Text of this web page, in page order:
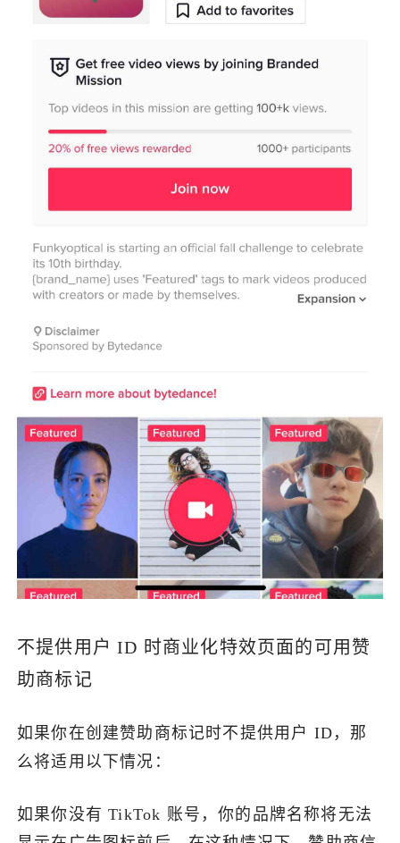
不提供用户 ID 时商业化特效页面的可用赞
助商标记
如果你在创建赞助商标记时不提供用户 ID，那
么将适用以下情况：
如果你没有 TikTok 账号，你的品牌名称将无法